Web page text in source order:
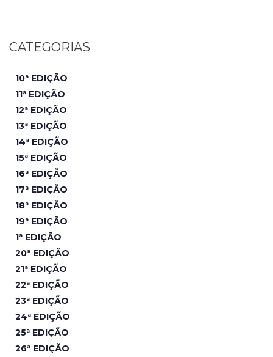
CATEGORIAS
10ª EDIÇÃO
11ª EDIÇÃO
12ª EDIÇÃO
13ª EDIÇÃO
14ª EDIÇÃO
15ª EDIÇÃO
16ª EDIÇÃO
17ª EDIÇÃO
18ª EDIÇÃO
19ª EDIÇÃO
1ª EDIÇÃO
20ª EDIÇÃO
21ª EDIÇÃO
22ª EDIÇÃO
23ª EDIÇÃO
24ª EDIÇÃO
25ª EDIÇÃO
26ª EDIÇÃO